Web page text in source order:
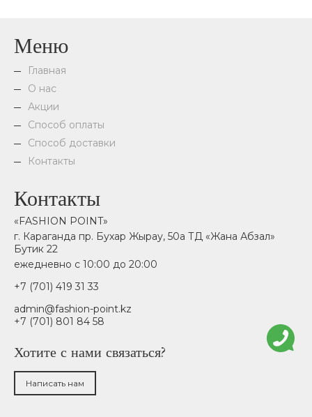
Меню
Главная
О нас
Акции
Способ оплаты
Способ доставки
Контакты
Контакты
«FASHION POINT»
г. Караганда пр. Бухар Жырау, 50а ТД «Жана Абзал»
Бутик 22
ежедневно с 10:00 до 20:00
+7 (701) 419 31 33
admin@fashion-point.kz
+7 (701) 801 84 58
Хотите с нами связаться?
Написать нам